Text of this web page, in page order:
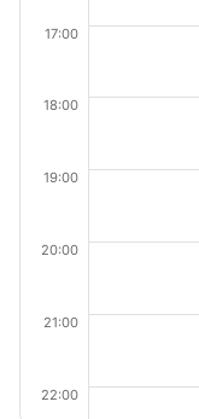
17:00
18:00
19:00
20:00
21:00
22:00